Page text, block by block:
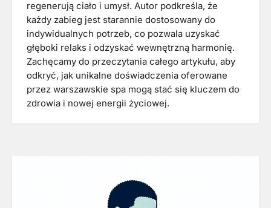
regenerują ciało i umysł. Autor podkreśla, że
każdy zabieg jest starannie dostosowany do
indywidualnych potrzeb, co pozwala uzyskać
głęboki relaks i odzyskać wewnętrzną harmonię.
Zachęcamy do przeczytania całego artykułu, aby
odkryć, jak unikalne doświadczenia oferowane
przez warszawskie spa mogą stać się kluczem do
zdrowia i nowej energii życiowej.